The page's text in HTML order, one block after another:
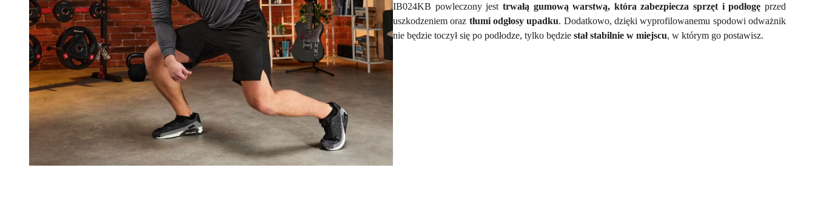
IB024KB powleczony jest trwałą gumową warstwą, która zabezpiecza sprzęt i podłogę przed
uszkodzeniem oraz tłumi odgłosy upadku. Dodatkowo, dzięki wyprofilowanemu spodowi odważnik
nie będzie toczył się po podłodze, tylko będzie stał stabilnie w miejscu, w którym go postawisz.